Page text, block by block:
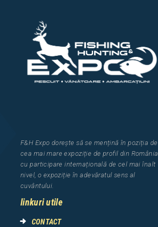
F&H Expo dorește să se mențină în poziția de
cea mai mare expoziție de profil din România
cu participare internațională de cel maiînalt
nivel, o expoziție în adevăratul sens al
cuvântului.
linkuri utile
CONTACT